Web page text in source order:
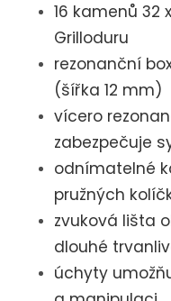
16 kamenů 32
Grilloduru
rezonanční
(šířka 12 mm)
vícero
zabezpečuje
odnímatelné
pružných
zvuková lišta
dlouhé
úchyty